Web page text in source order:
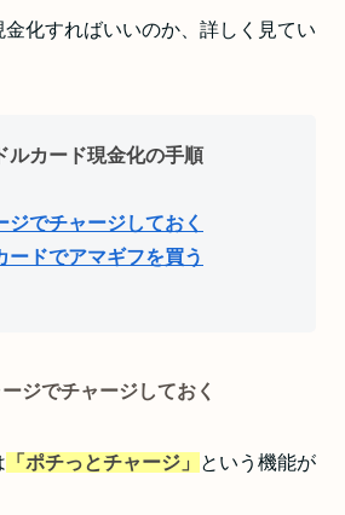
化すればいいのか、詳しく見てい
ルカード現金化の手順
ジでチャージしておく
ードでアマギフを買う
ジでチャージしておく
「ポチっとチャージ」
という機能が